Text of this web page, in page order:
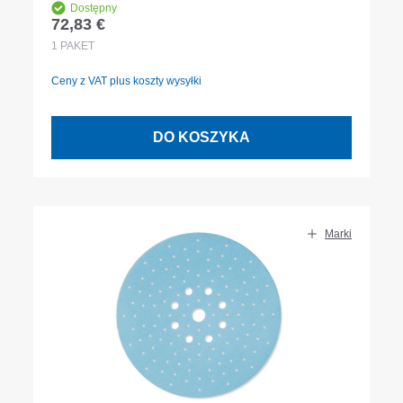
Dostępny
Cena regularna:
72,83 €
1 PAKET
Ceny z VAT plus koszty wysyłki
DO KOSZYKA
Marki